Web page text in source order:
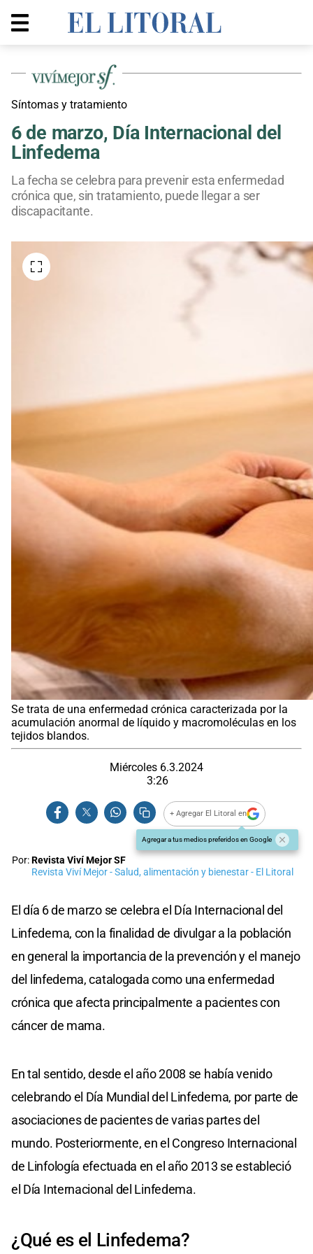
Síntomas y tratamiento
6 de marzo, Día Internacional del
Linfedema
La fecha se celebra para prevenir esta enfermedad
crónica que, sin tratamiento, puede llegar a ser
discapacitante.
Se trata de una enfermedad crónica caracterizada por la
acumulación anormal de líquido y macromoléculas en los
tejidos blandos.
Miércoles 6.3.2024
3:26
+ Agregar El Litoral en
Agregar a tus medios preferidos en Google
Por:Revista Viví Mejor SF
Revista Viví Mejor - Salud, alimentación y bienestar - El Litoral
El día 6 de marzo se celebra el Día Internacional del
Linfedema, con la finalidad de divulgar a la población
en general la importancia de la prevención y el manejo
del linfedema, catalogada como una enfermedad
crónica que afecta principalmente a pacientes con
cáncer de mama.
En tal sentido, desde el año 2008 se había venido
celebrando el Día Mundial del Linfedema, por parte de
asociaciones de pacientes de varias partes del
mundo. Posteriormente, en el Congreso Internacional
de Linfología efectuada en el año 2013 se estableció
el Día Internacional del Linfedema.
¿Qué es el Linfedema?